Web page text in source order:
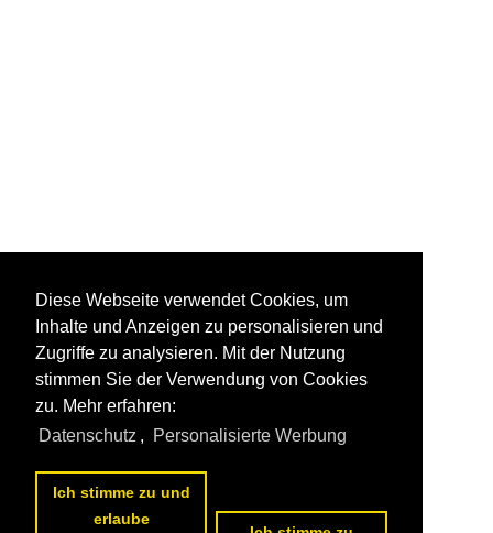
Diese Webseite verwendet Cookies, um
Inhalte und Anzeigen zu personalisieren und
Zugriffe zu analysieren. Mit der Nutzung
stimmen Sie der Verwendung von Cookies
zu. Mehr erfahren:
Datenschutz , Personalisierte Werbung
Ich stimme zu und
erlaube